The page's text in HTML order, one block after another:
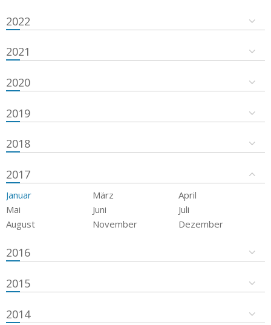
2022
2021
2020
2019
2018
2017
Januar März
April
Mai
Juni
Juli
August
November Dezember
2016
2015
2014